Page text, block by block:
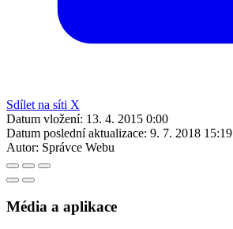
Sdílet na síti X
Datum vložení: 13. 4. 2015 0:00
Datum poslední aktualizace: 9. 7. 2018 15:19
Autor: Správce Webu
Média a aplikace